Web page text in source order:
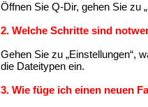
Öffnen Sie Q-Dir, gehen Sie zu
2. Welche Schritte sind
Gehen Sie zu „Einstellungen“,
die Dateitypen ein.
3. Wie füge ich einen neuen